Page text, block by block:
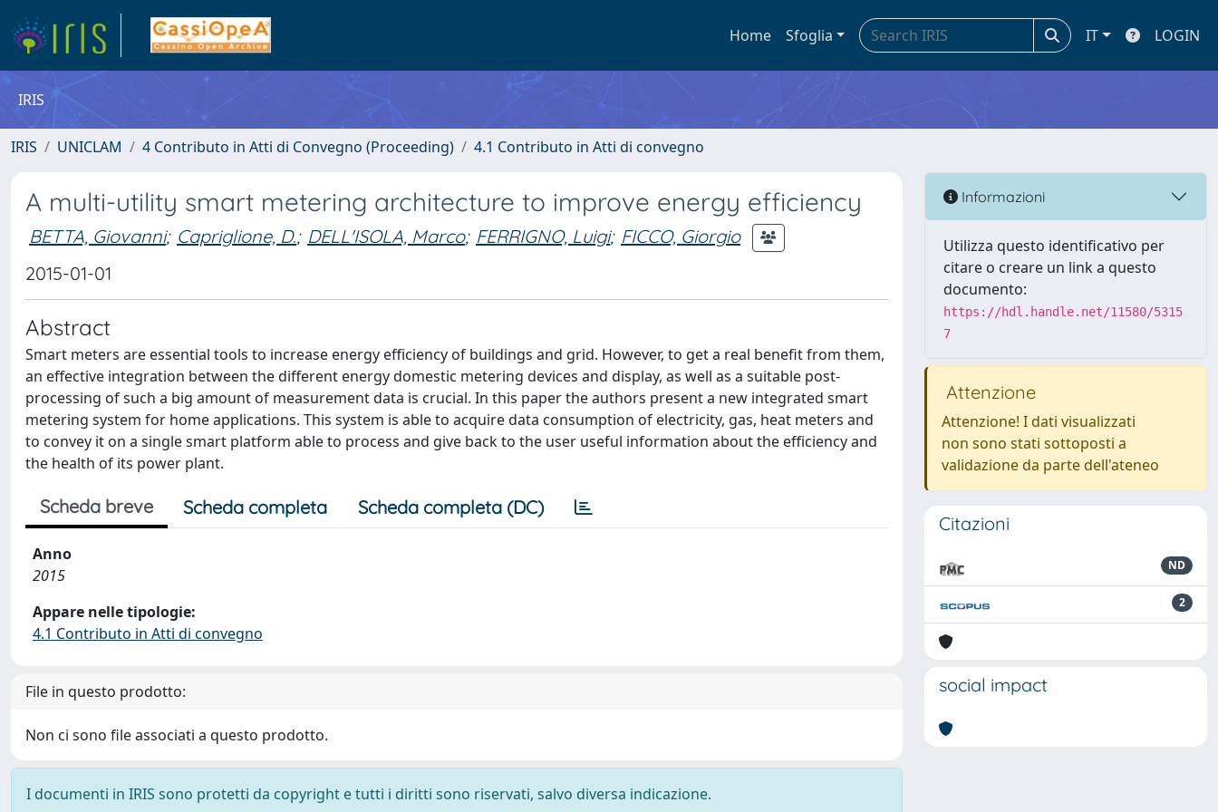
Home Sfoglia IT LOGIN
IRIS
IRIS UNICLAM 4 Contributo in Atti di Convegno (Proceeding) 4.1 Contributo in Atti di convegno
A multi-utility smart metering architecture to improve energy efficiency
BETTA, Giovanni; Capriglione, D.; DELL'ISOLA, Marco; FERRIGNO, Luigi; FICCO, Giorgio
2015-01-01
Abstract
Smart meters are essential tools to increase energy efficiency of buildings and grid. However, to get a real benefit from them,
an effective integration between the different energy domestic metering devices and display, as well as a suitable post-
processing of such a big amount of measurement data is crucial. In this paper the authors present a new integrated smart
metering system for home applications. This system is able to acquire data consumption of electricity, gas, heat meters and
to convey it on a single smart platform able to process and give back to the user useful information about the efficiency and
the health of its power plant.
Scheda breve Scheda completa Scheda completa (DC)
Anno
2015
Appare nelle tipologie:
4.1 Contributo in Atti di convegno
File in questo prodotto:
Non ci sono file associati a questo prodotto.
I documenti in IRIS sono protetti da copyright e tutti i diritti sono riservati, salvo diversa indicazione.
Informazioni
Utilizza questo identificativo per
citare o creare un link a questo
documento:
https://hdl.handle.net/11580/5315
7
Attenzione
Attenzione! I dati visualizzati
non sono stati sottoposti a
validazione da parte dell'ateneo
Citazioni
ND
2
social impact